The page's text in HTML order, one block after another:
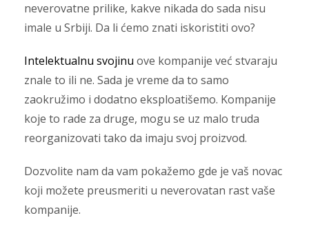
neverovatne prilike, kakve nikada do sada nisu
imale u Srbiji. Da li ćemo znati iskoristiti ovo?
Intelektualnu svojinu ove kompanije već stvaraju
znale to ili ne. Sada je vreme da to samo
zaokružimo i dodatno eksploatišemo. Kompanije
koje to rade za druge, mogu se uz malo truda
reorganizovati tako da imaju svoj proizvod.
Dozvolite nam da vam pokažemo gde je vaš novac
koji možete preusmeriti u neverovatan rast vaše
kompanije.